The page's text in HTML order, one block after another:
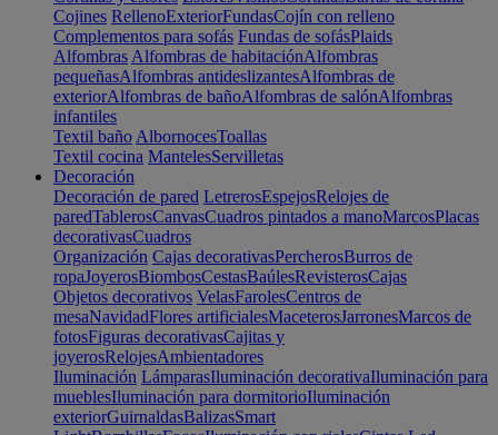
Cojines RellenoExteriorFundasCojín con relleno
Complementos para sofás Fundas de sofásPlaids
Alfombras Alfombras de habitaciónAlfombras
pequeñasAlfombras antideslizantesAlfombras de
exteriorAlfombras de bañoAlfombras de salónAlfombras
infantiles
Textil baño AlbornocesToallas
Textil cocina MantelesServilletas
Decoración
Decoración de pared LetrerosEspejosRelojes de
paredTablerosCanvasCuadros pintados a manoMarcosPlacas
decorativasCuadros
Organización Cajas decorativasPercherosBurros de
ropaJoyerosBiombosCestasBaúlesRevisterosCajas
Objetos decorativos VelasFarolesCentros de
mesaNavidadFlores artificialesMaceterosJarronesMarcos de
fotosFiguras decorativasCajitas y
joyerosRelojesAmbientadores
Iluminación LámparasIluminación decorativaIluminación para
mueblesIluminación para dormitorioIluminación
exteriorGuirnaldasBalizasSmart